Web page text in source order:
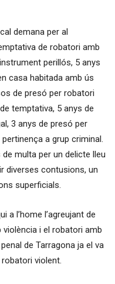
demana per al
de robatori amb
perillós, 5 anys
casa habitada amb ús
de presó per robatori
temptativa, 5 anys de
3 anys de presó per
a grup criminal.
multa per un delicte lleu
diverses contusions, un
superficials.
a l’home l’agreujant de
i el robatori amb
de Tarragona ja el va
violent.